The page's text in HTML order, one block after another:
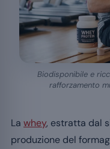
Biodisponibile e
rafforzamento
La whey, estratta dal
produzione del